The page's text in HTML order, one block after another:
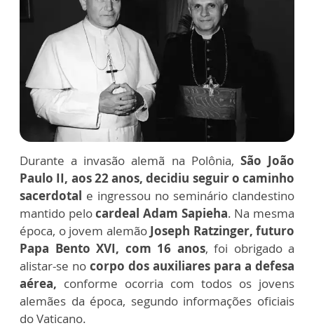
Durante a invasão alemã na Polônia, São João
Paulo II, aos 22 anos, decidiu seguir o caminho
sacerdotal e ingressou no seminário clandestino
mantido pelocardeal Adam Sapieha. Na mesma
época, o jovem alemãoJoseph Ratzinger, futuro
Papa Bento XVI, com 16 anos, foi obrigado a
alistar-se no corpo dos auxiliares para a defesa
aérea, conforme ocorria com todos os jovens
alemães da época, segundo informações oficiais
do Vaticano.